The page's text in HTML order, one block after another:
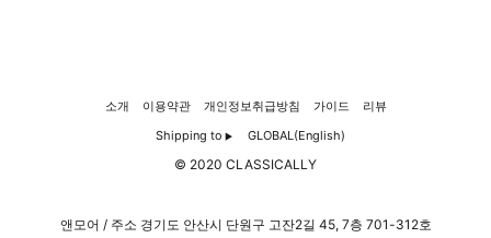
소개 이용약관 개인정보취급방침 가이드
리뷰
Shipping to ▶ GLOBAL(English)
© 2020 CLASSICALLY
앤모어 / 주소 경기도 안산시 단원구 고잔2길 45, 7층 701-312호